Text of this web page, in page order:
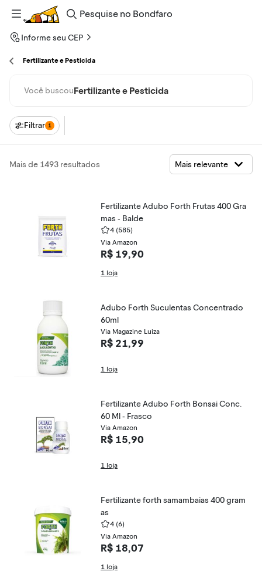
Pesquise
Bondfaro
Informe seu CEP
Fertilizante e Pesticida
Você buscouFertilizante e Pesticida
Filtrar 1
Mais de 1493 resultados
Fertilizante Adubo Forth Frutas 400 Gra
mas - Balde
4 (585)
Via Amazon
R$ 19,90
1 loja
Adubo Forth Suculentas Concentrado
60ml
Via Magazine Luiza
R$ 21,99
1 loja
Fertilizante Adubo Forth Bonsai Conc.
60 Ml - Frasco
Via Amazon
R$ 15,90
1 loja
Fertilizante forth samambaias 400 gram
as
4 (6)
Via Amazon
R$ 18,07
1 loja